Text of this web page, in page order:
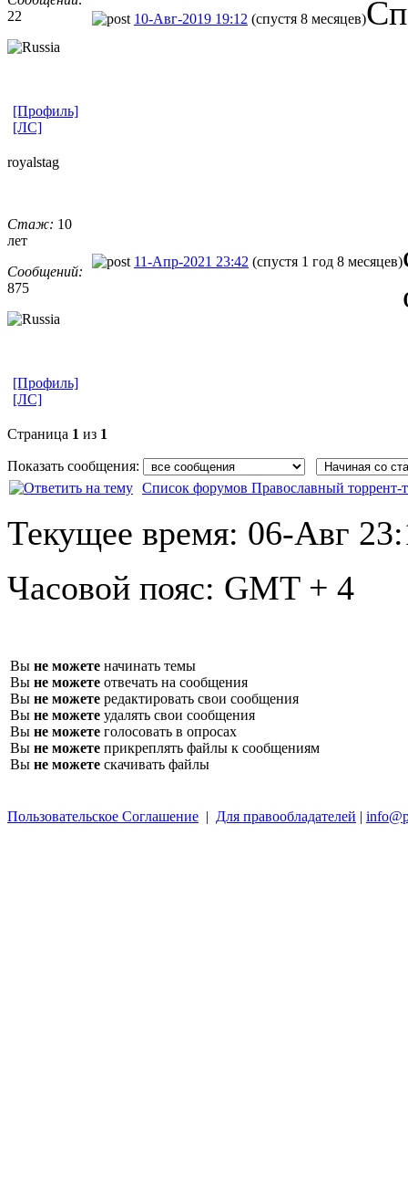
22
10-Авг-2019 19:12 (спустя 8 месяцев)
[Профиль]
[ЛС]
royalstag
Стаж: 10
лет
Сообщений:
875
11-Апр-2021 23:42 (спустя 1 год 8 месяцев)
[Профиль]
[ЛС]
Страница 1 из 1
Показать сообщения:
Список форумов Православный торрент-
Текущее время: 06-Авг
Часовой пояс: GMT + 4
Вы не можете начинать темы
Вы не можете отвечать на сообщения
Вы не можете редактировать свои сообщения
Вы не можете удалять свои сообщения
Вы не можете голосовать в опросах
Вы не можете прикреплять файлы к сообщениям
Вы не можете скачивать файлы
Пользовательское Соглашение | Для правообладателей |